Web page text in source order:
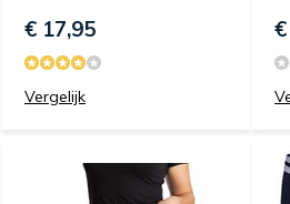
€ 17,95
Vergelijk